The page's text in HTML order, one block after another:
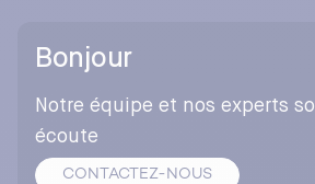
Bonjour
Notre équipe et nos experts
écoute
CONTACTEZ-NOUS